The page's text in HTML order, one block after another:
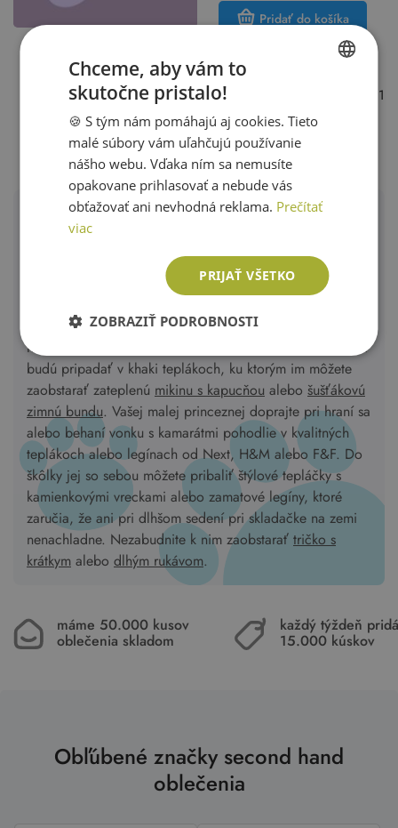
Pridať do košíka
Prezeráte si 1. stránku z 1
Dievčenské tepláky a legíny, Yd.
Vašich malých dobrodruhov naháňajú piráti, musia
bojovať s drakmi a príšerami alebo sa za vás postaviť
do pohodlných značkových tepláčikov, v ktorých môžu
neúnavne pracovať na záchrane ľudstva. Ako hrdinovia si
budú pripadať v khaki teplákoch, ku ktorým im môžete
zaobstarať zateplenú mikinu s kapucňou alebo šušťákovú
zimnú bundu. Vašej malej princeznej doprajte pri hraní sa
alebo behaní vonku s kamarátmi pohodlie v kvalitných
teplákoch alebo legínach od Next, H&M alebo F&F. Do
škôlky jej so sebou môžete pribaliť štýlové tepláčky s
kamienkovými vreckami alebo zamatové legíny, ktoré
zaručia, že ani pri dlhšom sedení pri skladačke na zemi
nenachladne. Nezabudnite k nim zaobstarať tričko s
krátkym alebo dlhým rukávom.
máme 50.000 kusov
oblečenia skladom
každý týždeň
15.000 kúskov
Obľúbené značky second hand
oblečenia
ENGLISH
Chceme, aby vám to
skutočne pristalo!
🍪 S tým nám pomáhajú aj cookies. Tieto
malé súbory vám uľahčujú používanie
nášho webu. Vďaka ním sa nemusíte
opakovane prihlasovať a nebude vás
obťažovať ani nevhodná reklama. Prečítať
viac
PRIJAŤ VŠETKO
ZOBRAZIŤ PODROBNOSTI